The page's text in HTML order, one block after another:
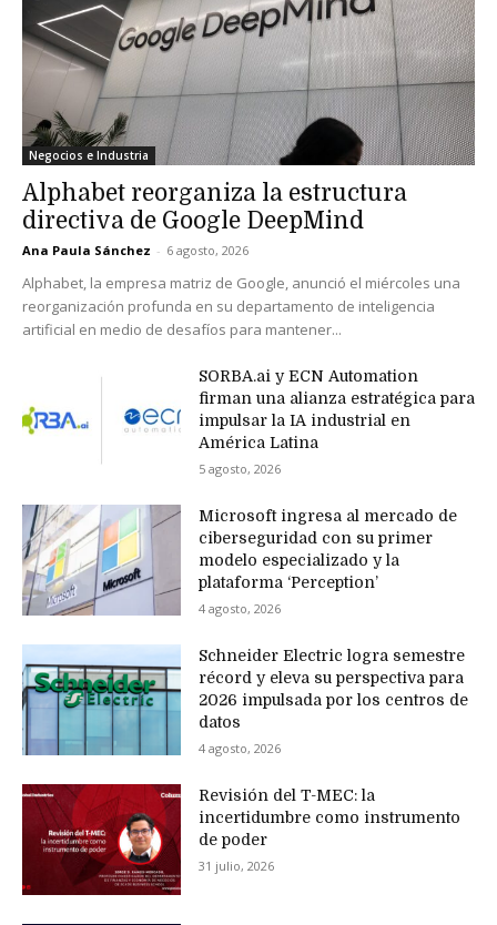
Negocios e Industria
Alphabet reorganiza la estructura
directiva de Google DeepMind
Ana Paula Sánchez - 6 agosto, 2026
Alphabet, la empresa matriz de Google, anunció el miércoles una
reorganización profunda en su departamento de inteligencia
artificial en medio de desafíos para mantener...
SORBA.ai y ECN Automation
firman una alianza estratégica para
impulsar la IA industrial en
América Latina
5 agosto, 2026
Microsoft ingresa al mercado de
ciberseguridad con su primer
modelo especializado y la
plataforma ‘Perception’
4 agosto, 2026
Schneider Electric logra semestre
récord y eleva su perspectiva para
2026 impulsada por los centros de
datos
4 agosto, 2026
Revisión del T-MEC: la
incertidumbre como instrumento
de poder
31 julio, 2026